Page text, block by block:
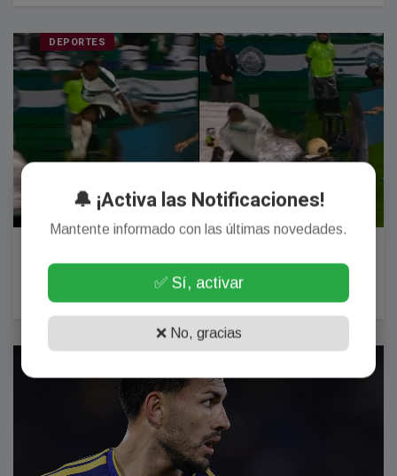
DEPORTES
vestuarios, se lesionó y encima le anularon el gol
DEPORTES
🔔 ¡Activa las Notificaciones!
Mantente informado con las últimas novedades.
✅ Sí, activar
❌ No, gracias